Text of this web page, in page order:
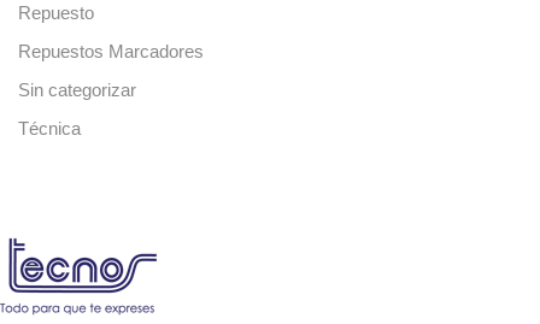
Repuesto
Repuestos Marcadores
Sin categorizar
Técnica